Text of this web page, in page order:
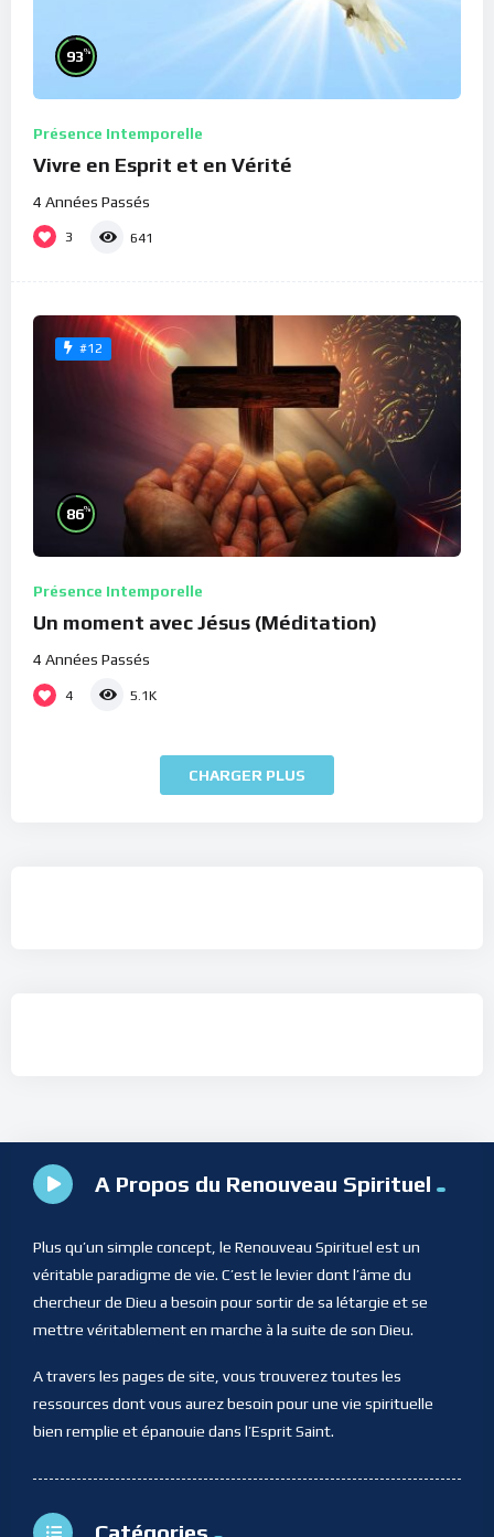
93%
Présence Intemporelle
Vivre en Esprit et en Vérité
4 Années Passés
3 641
#12
86%
Présence Intemporelle
Un moment avec Jésus (Méditation)
4 Années Passés
4 5.1K
CHARGER PLUS
A Propos du Renouveau Spirituel
Plus qu’un simple concept, le Renouveau Spirituel est un
véritable paradigme de vie. C’est le levier dont l’âme du
chercheur de Dieu a besoin pour sortir de sa létargie et se
mettre véritablement en marche à la suite de son Dieu.
A travers les pages de site, vous trouverez toutes les
ressources dont vous aurez besoin pour une vie spirituelle
bien remplie et épanouie dans l’Esprit Saint.
Catégories